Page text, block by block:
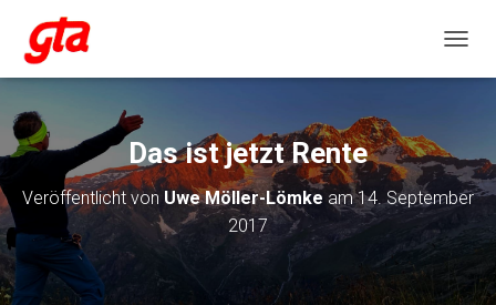
Das ist jetzt Rente
Veröffentlicht von Uwe Möller-Lömke am14. September
2017